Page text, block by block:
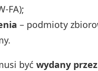
FA);
– podmioty
być wydany